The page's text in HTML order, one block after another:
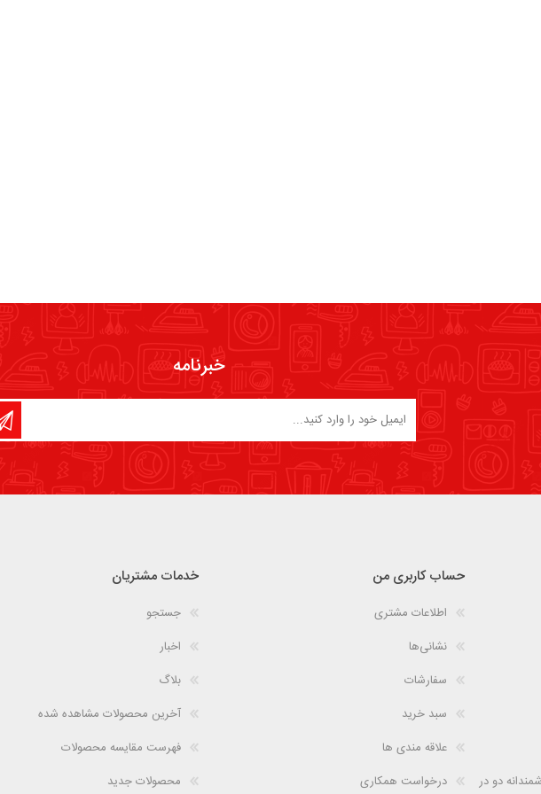
خبرنامه
دو در
حساب کاربری من
اطلاعات مشتری
نشانی‌ها
سفارشات
سبد خرید
علاقه مندی ها
درخواست همکاری
خدمات مشتریان
جستجو
اخبار
بلاگ
آخرین محصولات مشاهده شده
فهرست مقایسه محصولات
محصولات جدید